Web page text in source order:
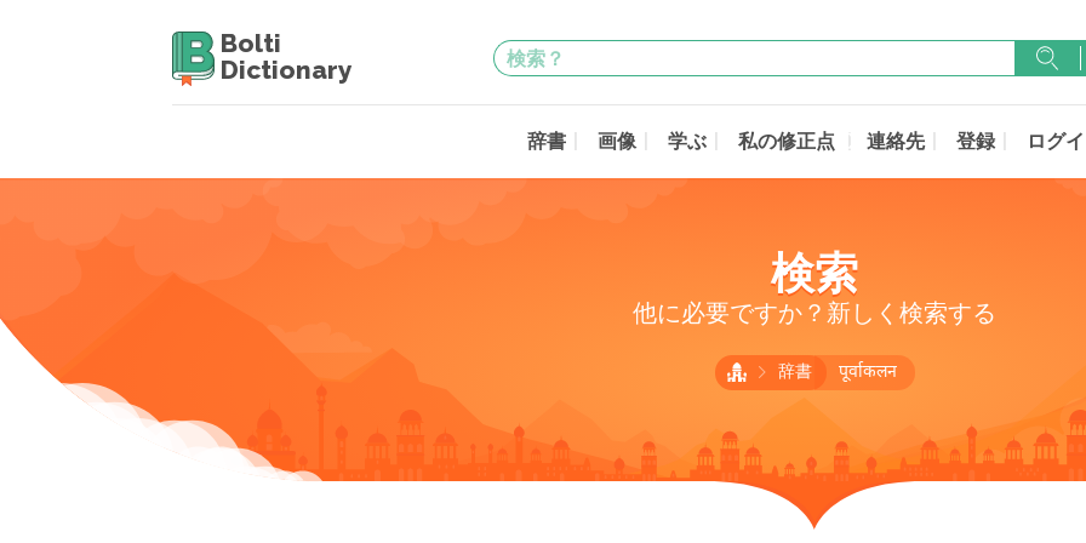
Bolti
Dictionary
辞書 画像 学ぶ 私の修正点 連絡先 登録 ログ
検索
他に必要ですか？新しく検索する
辞書 पूर्वाकलन